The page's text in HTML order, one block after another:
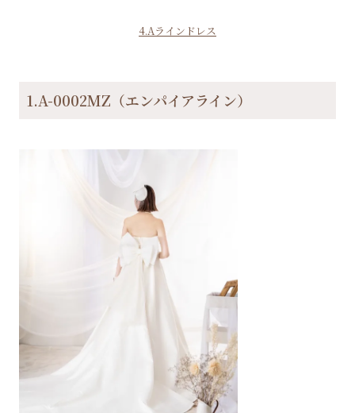
4.Aラインドレス
1.A-0002MZ（エンパイアライン）